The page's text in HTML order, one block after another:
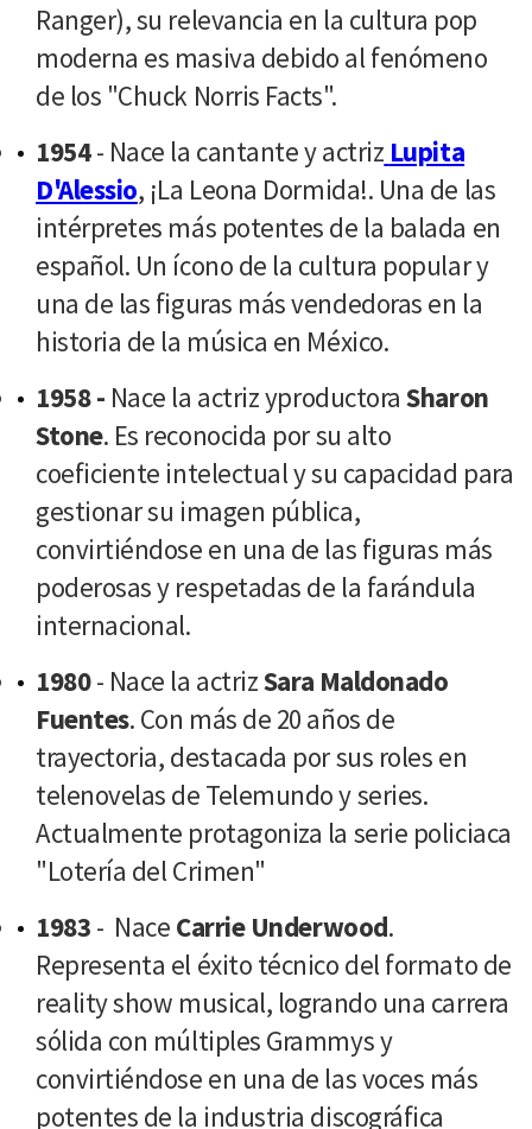
Ranger), su relevancia en la cultura pop
moderna es masiva debido al fenómeno
de los "Chuck Norris Facts".
1954- Nace la cantante y actriz Lupita
D'Alessio, ¡La Leona Dormida!. Una de las
intérpretes más potentes de la balada en
español. Un ícono de la cultura popular y
una de las figuras más vendedoras en la
historia de la música en México.
1958 - Nace la actriz yproductoraSharon
Stone. Es reconocida por su alto
coeficiente intelectual y su capacidad para
gestionar su imagen pública,
convirtiéndose en una de las figuras más
poderosas y respetadas de la farándula
internacional.
1980- Nace la actrizSara Maldonado
Fuentes. Con más de 20 años de
trayectoria, destacada por sus roles en
telenovelas de Telemundo y series.
Actualmente protagoniza la serie policiaca
"Lotería del Crimen"
1983 - Nace Carrie Underwood.
Representa el éxito técnico del formato de
reality show musical, logrando una carrera
sólida con múltiples Grammys y
convirtiéndose en una de las voces más
potentes de la industria discográfica